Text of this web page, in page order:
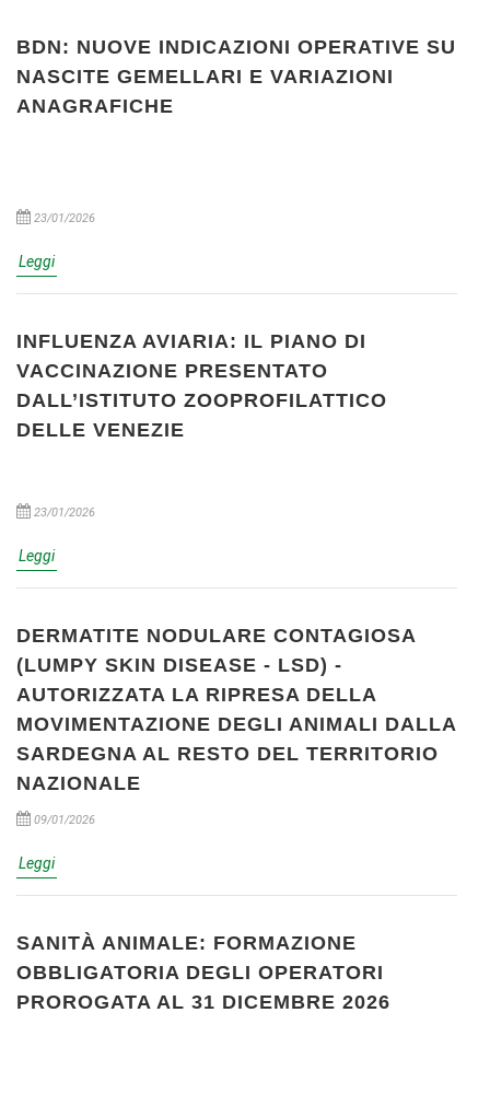
BDN: NUOVE INDICAZIONI OPERATIVE SU
NASCITE GEMELLARI E VARIAZIONI
ANAGRAFICHE
23/01/2026
Leggi
INFLUENZA AVIARIA: IL PIANO DI
VACCINAZIONE PRESENTATO
DALL’ISTITUTO ZOOPROFILATTICO
DELLE VENEZIE
23/01/2026
Leggi
DERMATITE NODULARE CONTAGIOSA
(LUMPY SKIN DISEASE - LSD) -
AUTORIZZATA LA RIPRESA DELLA
MOVIMENTAZIONE DEGLI ANIMALI DALLA
SARDEGNA AL RESTO DEL TERRITORIO
NAZIONALE
09/01/2026
Leggi
SANITÀ ANIMALE: FORMAZIONE
OBBLIGATORIA DEGLI OPERATORI
PROROGATA AL 31 DICEMBRE 2026